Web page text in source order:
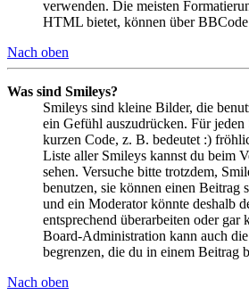
verwenden. Die meisten
HTML bietet, können über
Nach oben
Was sind Smileys?
Smileys sind kleine Bilder, die
ein Gefühl auszudrücken. Für jeden
kurzen Code, z. B. bedeutet :)
Liste aller Smileys kannst du beim
sehen. Versuche bitte trotzdem,
benutzen, sie können einen Beitrag
und ein Moderator könnte deshalb
entsprechend überarbeiten oder gar
Board-Administration kann auch
begrenzen, die du in einem Beitrag
Nach oben